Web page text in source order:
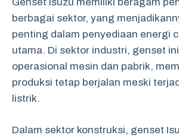
berbagai sektor, yang
penting dalam penyediaan energi
utama. Di sektor industri, genset
operasional mesin dan pabrik,
produksi tetap berjalan meski
listrik.
Dalam sektor konstruksi, genset